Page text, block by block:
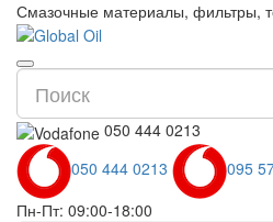
Смазочные материалы, фильтры,
050 444 0213
050 444 0213
095
Пн-Пт: 09:00-18:00